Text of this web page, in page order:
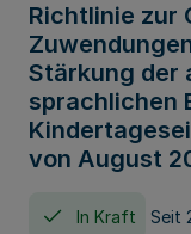
Richtlinie zur
Stärkung der
sprachlichen
von August
In Kraft Seit